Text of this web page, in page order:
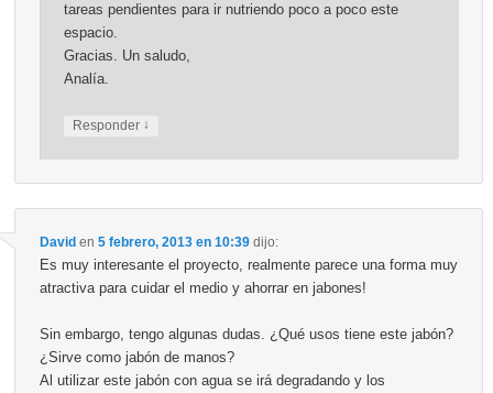
tareas pendientes para ir nutriendo poco a poco este
espacio.
Gracias. Un saludo,
Analía.
Responder ↓
Daviden 5 febrero, 2013 en 10:39 dijo:
Es muy interesante el proyecto, realmente parece una forma muy
atractiva para cuidar el medio y ahorrar en jabones!
Sin embargo, tengo algunas dudas. ¿Qué usos tiene este jabón?
¿Sirve como jabón de manos?
Al utilizar este jabón con agua se irá degradando y los